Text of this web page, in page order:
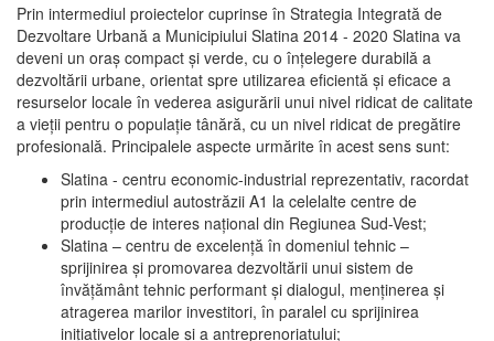
Prin intermediul proiectelor cuprinse în Strategia Integrată de
Dezvoltare Urbană a Municipiului Slatina 2014 - 2020 Slatina va
deveni un oraş compact şi verde, cu o înţelegere durabilă a
dezvoltării urbane, orientat spre utilizarea eficientă şi eficace a
resurselor locale în vederea asigurării unui nivel ridicat de calitate
a vieţii pentru o populaţie tânără, cu un nivel ridicat de pregătire
profesională. Principalele aspecte urmărite în acest sens sunt:
Slatina - centru economic-industrial reprezentativ, racordat
prin intermediul autostrăzii A1 la celelalte centre de
producţie de interes naţional din Regiunea Sud-Vest;
Slatina – centru de excelenţă în domeniul tehnic –
sprijinirea şi promovarea dezvoltării unui sistem de
învăţământ tehnic performant şi dialogul, menţinerea şi
atragerea marilor investitori, în paralel cu sprijinirea
iniţiativelor locale şi a antreprenoriatului;